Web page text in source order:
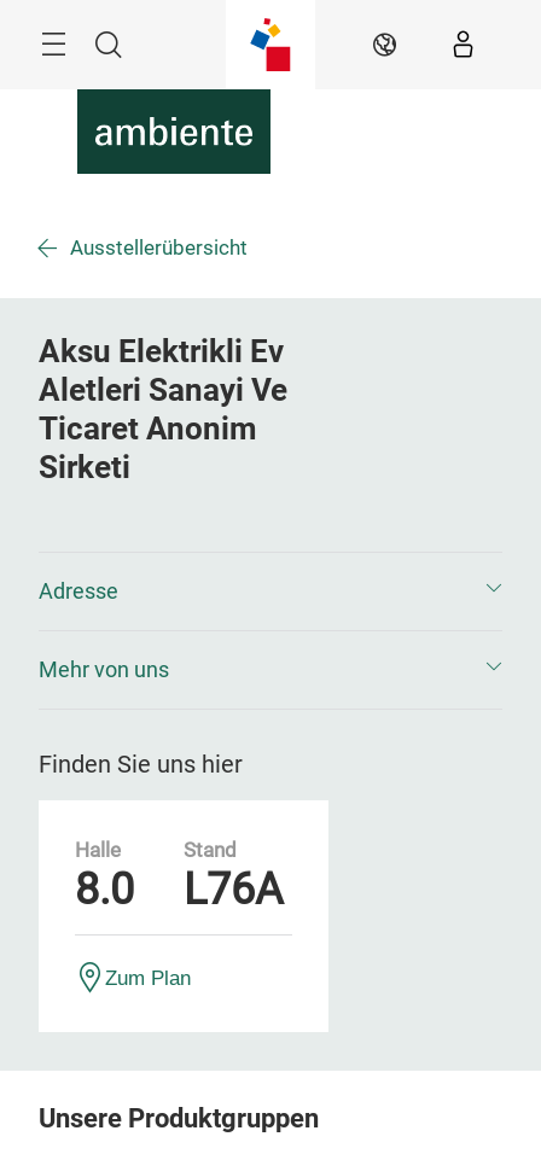
Suche DE
Ausstellerübersicht
Aksu Elektrikli Ev
Aletleri Sanayi Ve
Ticaret Anonim
Sirketi
Adresse
Mehr von uns
Finden Sie uns hier
Halle
8.0
Stand
L76A
Zum Plan
Unsere Produktgruppen